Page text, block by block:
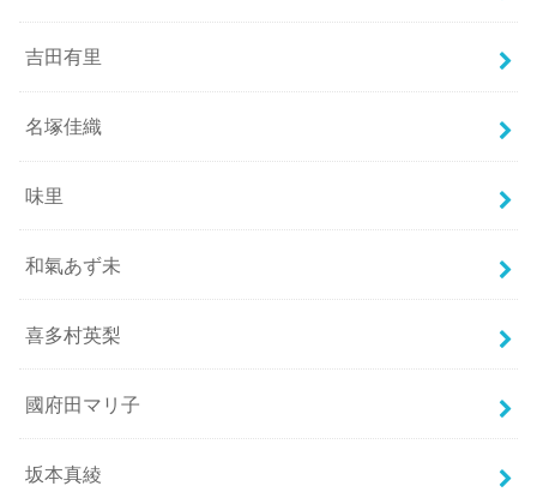
吉田有里
名塚佳織
味里
和氣あず未
喜多村英梨
國府田マリ子
坂本真綾